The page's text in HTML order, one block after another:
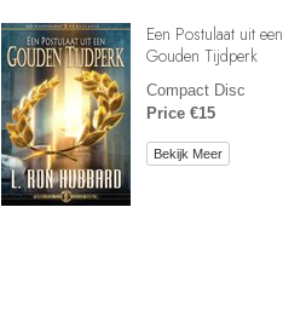
Een Postulaat uit een
Gouden Tijdperk
Compact Disc
Price €15
Bekijk Meer